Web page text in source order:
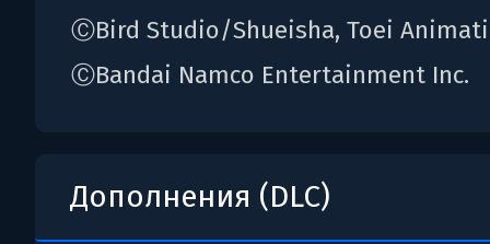
ⒸBird Studio/Shueisha, Toei
ⒸBandai Namco Entertainment Inc.
Дополнения (DLC)